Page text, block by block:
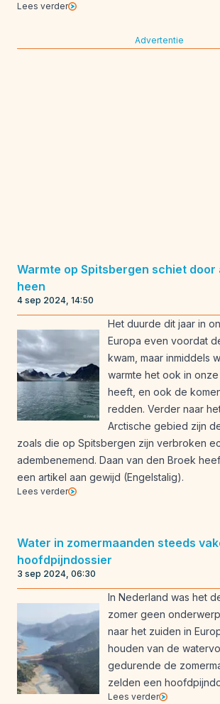
Lees verder
Advertentie
Warmte op Spitsbergen schiet
heen
4 sep 2024, 14:50
Het duurde dit jaar in
Europa even voordat
kwam, maar inmiddels
warmte het ook in
heeft, en ook de
redden. Verder naar
Arctische gebied zijn
zoals die op Spitsbergen zijn verbroken
adembenemend. Daan van den Broek
een artikel aan gewijd (Engelstalig).
Lees verder
Water in zomermaanden steeds
hoofdpijndossier
3 sep 2024, 06:30
In Nederland was het
zomer geen
naar het zuiden in
houden van de
gedurende de
zelden een
Lees verder